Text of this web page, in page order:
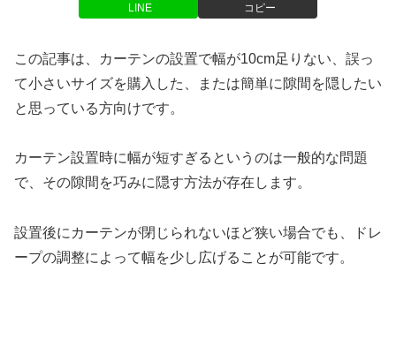
LINE コピー
この記事は、カーテンの設置で幅が10cm足りない、誤っ
て小さいサイズを購入した、または簡単に隙間を隠したい
と思っている方向けです。
カーテン設置時に幅が短すぎるというのは一般的な問題
で、その隙間を巧みに隠す方法が存在します。
設置後にカーテンが閉じられないほど狭い場合でも、ドレ
ープの調整によって幅を少し広げることが可能です。